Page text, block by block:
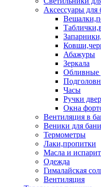
Аксессуары для
Абажуры
Зеркала
Обливные
Часы
Ручки
Окна
Вентиляция в
Веники для бани
Термометры
Лаки,пропитки
Масла и
Одежда
Гималайская
Вентиляция